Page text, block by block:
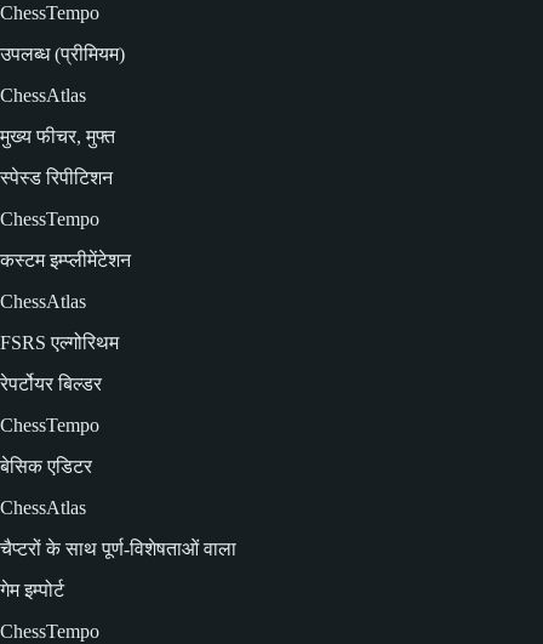
ChessTempo
उपलब्ध (प्रीमियम)
ChessAtlas
मुख्य फीचर, मुफ्त
स्पेस्ड रिपीटिशन
ChessTempo
कस्टम इम्प्लीमेंटेशन
ChessAtlas
FSRS एल्गोरिथम
रेपर्टोयर बिल्डर
ChessTempo
बेसिक एडिटर
ChessAtlas
चैप्टरों के साथ पूर्ण-विशेषताओं वाला
गेम इम्पोर्ट
ChessTempo